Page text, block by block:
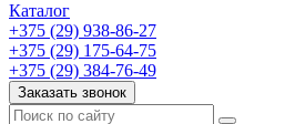
Каталог
+375 (29) 938-86-27
+375 (29) 175-64-75
+375 (29) 384-76-49
Заказать звонок